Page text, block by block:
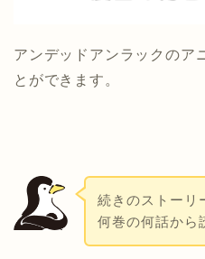
アンデッドアンラックのア
とができます。
続きのストーリ
何巻の何話から